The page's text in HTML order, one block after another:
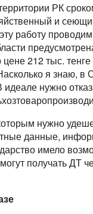
РК
и
работу
212 тыс.
я знаю, в
нужно
нужно
данные,
имело
получать ДТ